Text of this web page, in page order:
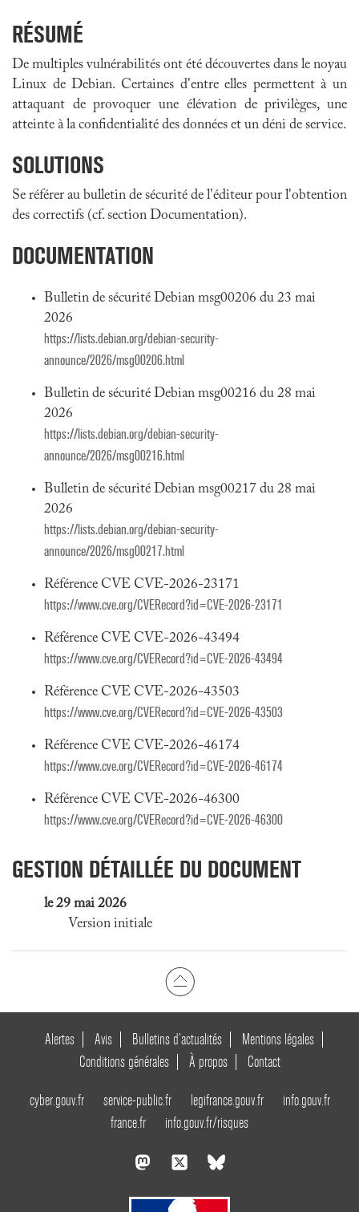
RÉSUMÉ
De multiples vulnérabilités ont été découvertes dans le noyau
Linux de Debian. Certaines d'entre elles permettent à un
attaquant de provoquer une élévation de privilèges, une
atteinte à la confidentialité des données et un déni de service.
SOLUTIONS
Se référer au bulletin de sécurité de l'éditeur pour l'obtention
des correctifs (cf. section Documentation).
DOCUMENTATION
Bulletin de sécurité Debian msg00206 du 23 mai
2026
https://lists.debian.org/debian-security-
announce/2026/msg00206.html
Bulletin de sécurité Debian msg00216 du 28 mai
2026
https://lists.debian.org/debian-security-
announce/2026/msg00216.html
Bulletin de sécurité Debian msg00217 du 28 mai
2026
https://lists.debian.org/debian-security-
announce/2026/msg00217.html
Référence CVE CVE-2026-23171
https://www.cve.org/CVERecord?id=CVE-2026-23171
Référence CVE CVE-2026-43494
https://www.cve.org/CVERecord?id=CVE-2026-43494
Référence CVE CVE-2026-43503
https://www.cve.org/CVERecord?id=CVE-2026-43503
Référence CVE CVE-2026-46174
https://www.cve.org/CVERecord?id=CVE-2026-46174
Référence CVE CVE-2026-46300
https://www.cve.org/CVERecord?id=CVE-2026-46300
GESTION DÉTAILLÉE DU DOCUMENT
le 29 mai 2026
Version initiale
Alertes Avis Bulletins d’actualités
Mentions légales
Conditions générales
À propos Contact
cyber.gouv.fr service-public.fr legifrance.gouv.fr
info.gouv.fr
france.fr
info.gouv.fr/risques